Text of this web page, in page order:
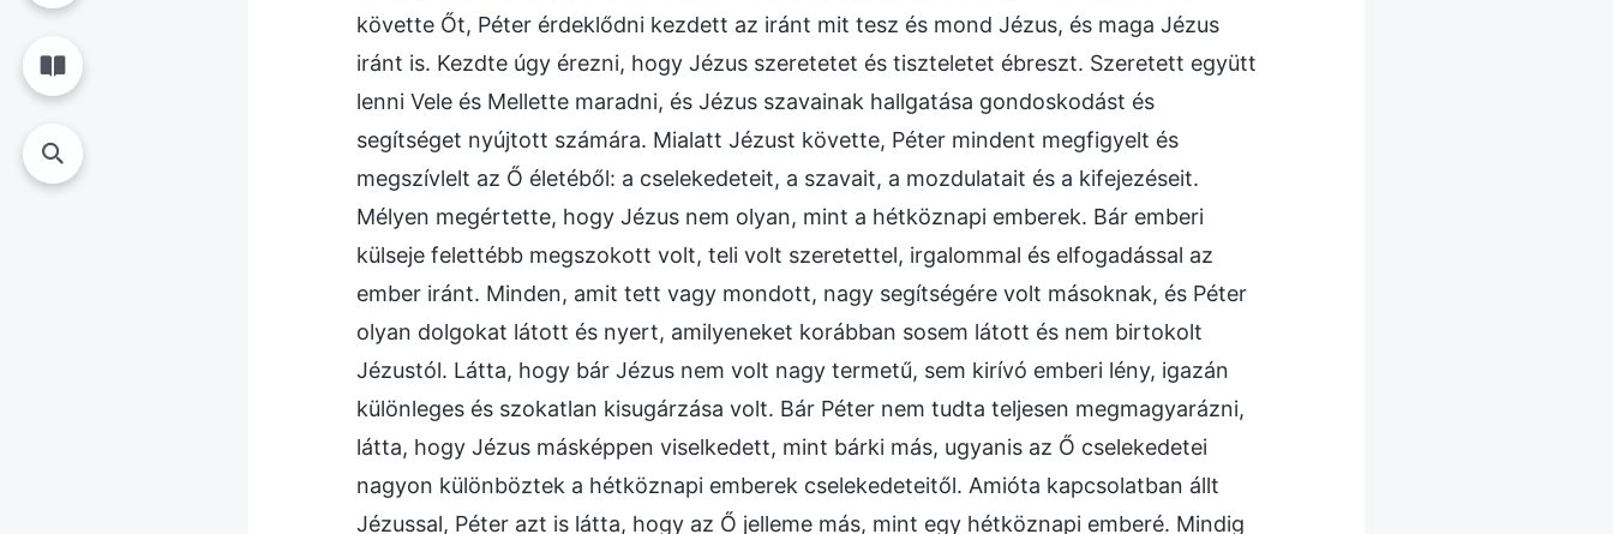
követte Őt, Péter érdeklődni kezdett az iránt mit tesz és mond Jézus, és maga Jézus
iránt is. Kezdte úgy érezni, hogy Jézus szeretetet és tiszteletet ébreszt. Szeretett együtt
lenni Vele és Mellette maradni, és Jézus szavainak hallgatása gondoskodást és
segítséget nyújtott számára. Mialatt Jézust követte, Péter mindent megfigyelt és
megszívlelt az Ő életéből: a cselekedeteit, a szavait, a mozdulatait és a kifejezéseit.
Mélyen megértette, hogy Jézus nem olyan, mint a hétköznapi emberek. Bár emberi
külseje felettébb megszokott volt, teli volt szeretettel, irgalommal és elfogadással az
ember iránt. Minden, amit tett vagy mondott, nagy segítségére volt másoknak, és Péter
olyan dolgokat látott és nyert, amilyeneket korábban sosem látott és nem birtokolt
Jézustól. Látta, hogy bár Jézus nem volt nagy termetű, sem kirívó emberi lény, igazán
különleges és szokatlan kisugárzása volt. Bár Péter nem tudta teljesen megmagyarázni,
látta, hogy Jézus másképpen viselkedett, mint bárki más, ugyanis az Ő cselekedetei
nagyon különböztek a hétköznapi emberek cselekedeteitől. Amióta kapcsolatban állt
Jézussal, Péter azt is látta, hogy az Ő jelleme más, mint egy hétköznapi emberé. Mindig